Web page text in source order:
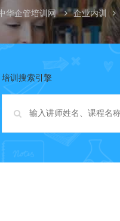
华企管培训网 企业内训
培训搜索引擎